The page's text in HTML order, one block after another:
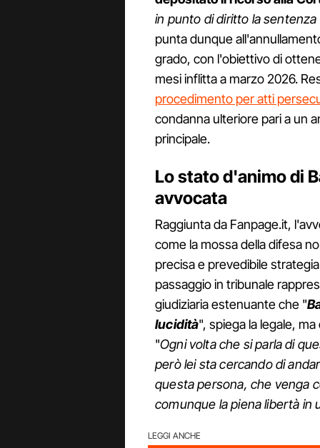
in punto di diritto la
punta dunque
grado, con l'obiettivo di
mesi inflitta a marzo 2026.
procedimento per atti
condanna ulteriore pari a un
principale.
Lo stato d'animo di
avvocata
Raggiunta da Fanpage.it,
come la mossa della difesa
precisa e prevedibile
passaggio in tribunale
giudiziaria estenuante che "
lucidità", spiega la legale,
"Ogni volta che si parla di
però lei sta cercando di
questa persona, che venga
comunque la piena libertà
LEGGI ANCHE